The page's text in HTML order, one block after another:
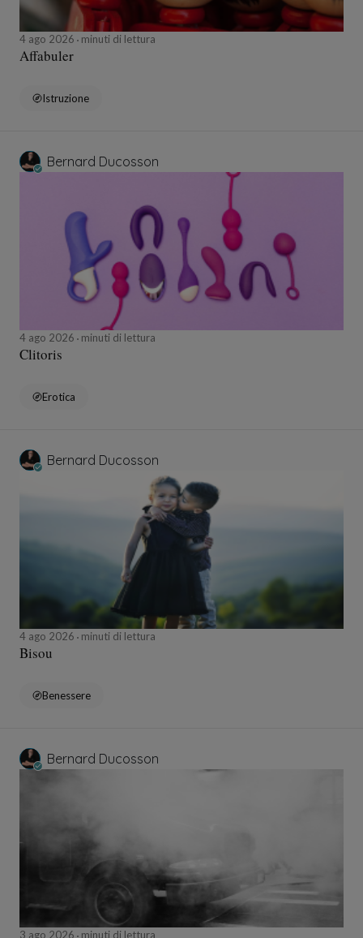
4 ago 2026 minuti di lettura
Affabuler
Istruzione
Bernard Ducosson
4 ago 2026 minuti di lettura
Clitoris
Erotica
Bernard Ducosson
4 ago 2026 minuti di lettura
Bisou
Benessere
Bernard Ducosson
3 ago 2026 minuti di lettura